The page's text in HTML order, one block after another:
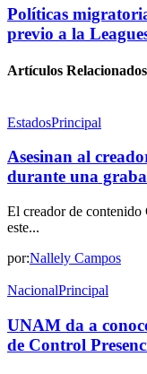
Políticas
previo a la
Artículos Relacionados
EstadosPrincipal
Asesinan al
durante una
El creador de contenido
este...
por:Nallely Campos
NacionalPrincipal
UNAM da a
de Control